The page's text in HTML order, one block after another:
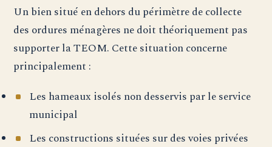
Un bien situé en dehors du périmètre de collecte
des ordures ménagères ne doit théoriquement pas
supporter la TEOM. Cette situation concerne
principalement :
Les hameaux isolés non desservis par le service
municipal
Les constructions situées sur des voies privées